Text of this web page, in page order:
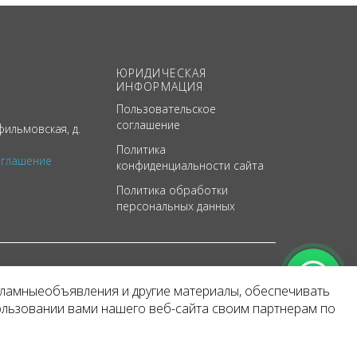
д.
ЮРИДИЧЕСКАЯ
ИНФОРМАЦИЯ
Пользовательское
соглашение
Политика
конфиденциальности сайта
Политика обработки
персональных данных
и другие материалы, обеспечивать
вами нашего веб-сайта своим партнерам по